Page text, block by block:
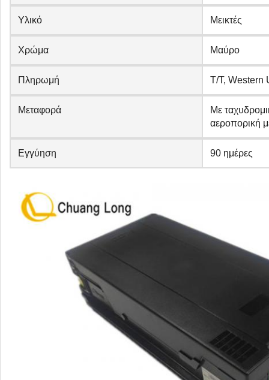
Υλικό Μεικτές
Χρώμα Μαύρο
Πληρωμή T/T, Western
Μεταφορά
Με
αεροπορική
Εγγύηση 90 ημέρες